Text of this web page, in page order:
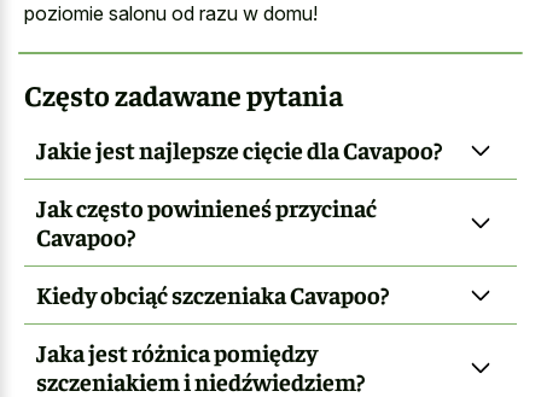
poziomie salonu od razu w domu!
Często zadawane pytania
Jakie jest najlepsze cięcie dla Cavapoo?
Jak często powinieneś przycinać
Cavapoo?
Kiedy obciąć szczeniaka Cavapoo?
Jaka jest różnica pomiędzy
szczeniakiem i niedźwiedziem?